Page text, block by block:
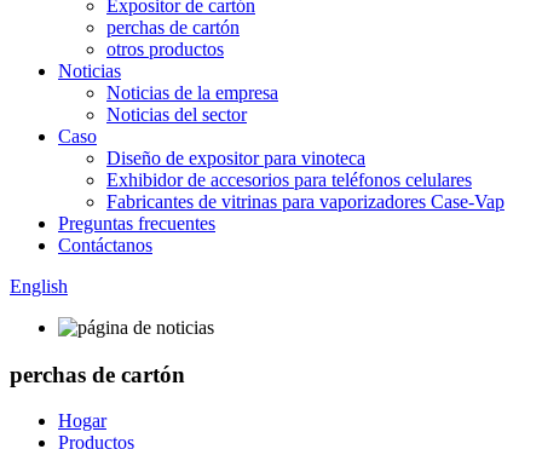
Expositor de cartón
perchas de cartón
otros productos
Noticias
Noticias de la empresa
Noticias del sector
Caso
Diseño de expositor para vinoteca
Exhibidor de accesorios para teléfonos celulares
Fabricantes de vitrinas para vaporizadores Case-Vap
Preguntas frecuentes
Contáctanos
English
perchas de cartón
Hogar
Productos